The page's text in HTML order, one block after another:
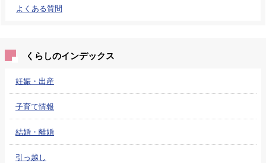
よくある質問
くらしのインデックス
妊娠・出産
子育て情報
結婚・離婚
引っ越し